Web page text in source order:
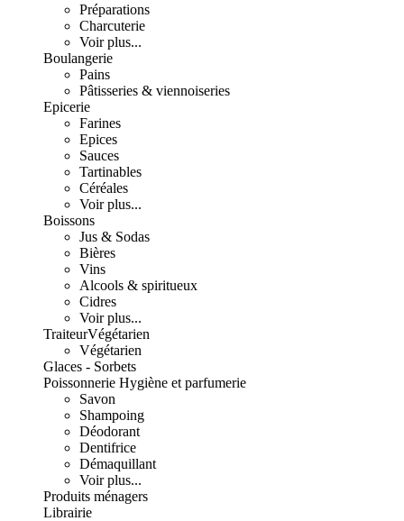
Préparations
Charcuterie
Voir plus...
Boulangerie
Pains
Pâtisseries & viennoiseries
Epicerie
Farines
Epices
Sauces
Tartinables
Céréales
Voir plus...
Boissons
Jus & Sodas
Bières
Vins
Alcools & spiritueux
Cidres
Voir plus...
TraiteurVégétarien
Végétarien
Glaces - Sorbets
Poissonnerie Hygiène et parfumerie
Savon
Shampoing
Déodorant
Dentifrice
Démaquillant
Voir plus...
Produits ménagers
Librairie